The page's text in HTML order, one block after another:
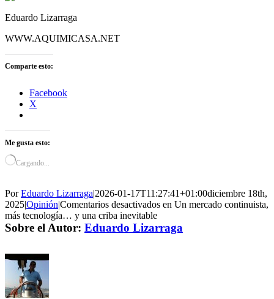
Eduardo Lizarraga
WWW.AQUIMICASA.NET
Comparte esto:
Facebook
X
Me gusta esto:
Cargando...
PorEduardo Lizarraga|2026-01-17T11:27:41+01:00diciembre 18th,
2025|Opinión|Comentarios desactivados en Un mercado continuista,
más tecnología… y una criba inevitable
Sobre el Autor: Eduardo Lizarraga